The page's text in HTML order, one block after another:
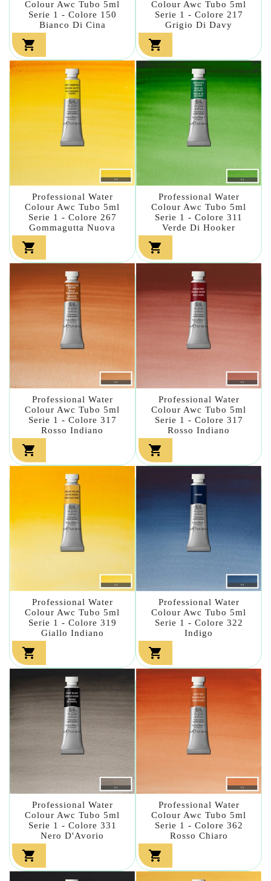
Colour Awc Tubo 5ml
Serie 1 - Colore 150
Bianco Di Cina

Colour Awc Tubo 5ml
Serie 1 - Colore 217
Grigio Di Davy

Professional Water
Colour Awc Tubo 5ml
Serie 1 - Colore 267
Gommagutta Nuova

Professional Water
Colour Awc Tubo 5ml
Serie 1 - Colore 311
Verde Di Hooker

Professional Water
Colour Awc Tubo 5ml
Serie 1 - Colore 317
Rosso Indiano

Professional Water
Colour Awc Tubo 5ml
Serie 1 - Colore 317
Rosso Indiano

Professional Water
Colour Awc Tubo 5ml
Serie 1 - Colore 319
Giallo Indiano

Professional Water
Colour Awc Tubo 5ml
Serie 1 - Colore 322
Indigo

Professional Water
Colour Awc Tubo 5ml
Serie 1 - Colore 331
Nero D'Avorio

Professional Water
Colour Awc Tubo 5ml
Serie 1 - Colore 362
Rosso Chiaro
